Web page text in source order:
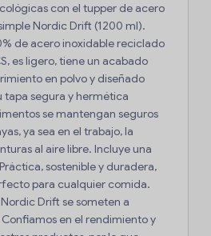
con el tupper de acero
Nordic Drift (1200 ml).
de acero inoxidable reciclado
es ligero, tiene un acabado
en polvo y diseñado
tapa segura y hermética
se mantengan seguros
ya sea en el trabajo, la
al aire libre. Incluye una
sostenible y duradera,
para cualquier comida.
Drift se someten a
en el rendimiento y